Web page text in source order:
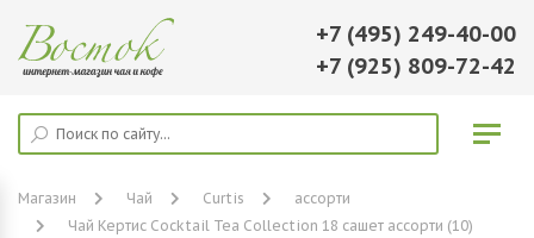
+7 (495) 249-40-00
+7 (925) 809-72-42
Магазин Чай Curtis
ассорти
Чай Кертис Cocktail Tea Collection 18 сашет ассорти (10)